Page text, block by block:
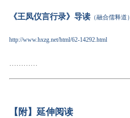
《王凤仪言行录》导读（融合儒释道）
http://www.hxzg.net/html/62-14292.html
…………
【附】延伸阅读